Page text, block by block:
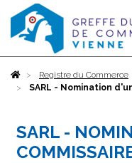
AccueilRegistre du Commerce
SARL - Nomination
SARL -